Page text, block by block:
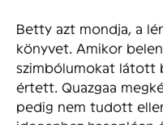
Betty azt mondja, a
könyvet. Amikor
szimbólumokat látott
értett. Quazgaa
pedig nem tudott